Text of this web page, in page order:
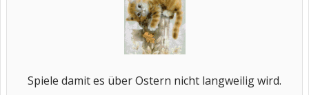
Spiele damit es über Ostern nicht langweilig wird.